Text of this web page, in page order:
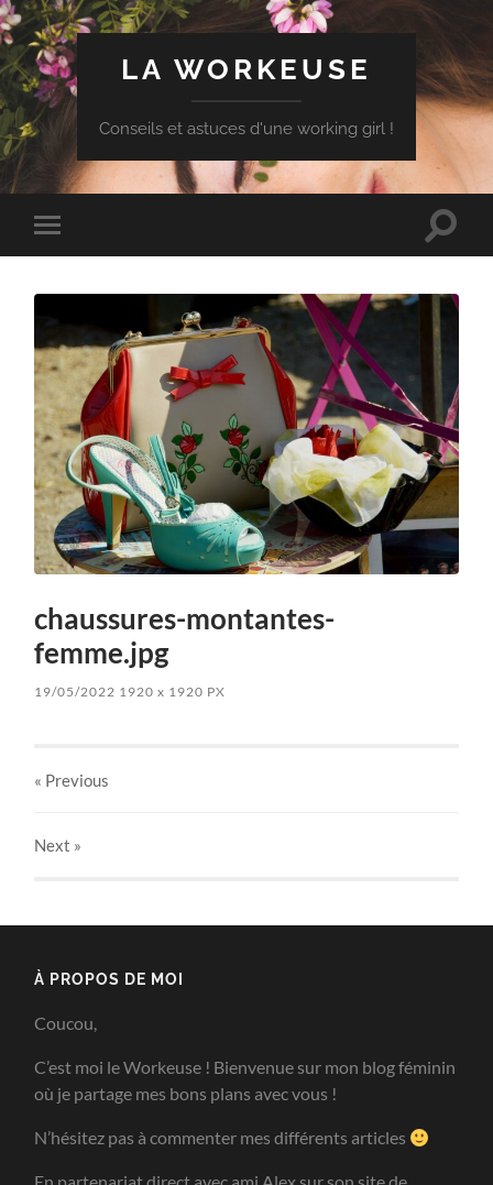
LA WORKEUSE
Conseils et astuces d'une working girl !
Toggle
mobile
Toggle
chaussures-montantes-
femme.jpg
19/05/2022 1920x 1920 PX
« Previous
Next »
À PROPOS DE MOI
Coucou,
C’est moi le Workeuse ! Bienvenue sur mon blog féminin
où je partage mes bons plans avec vous !
N’hésitez pas à commenter mes différents articles